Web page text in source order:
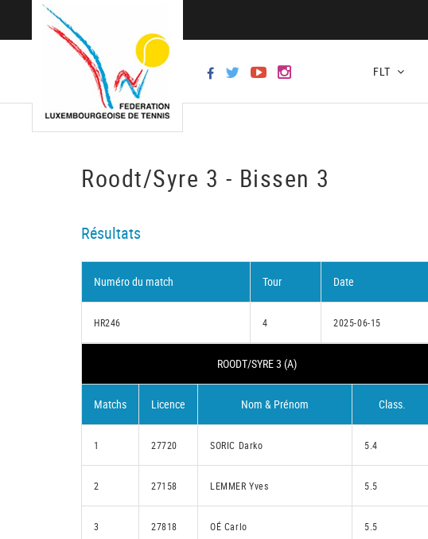
FLT
Roodt/Syre 3 - Bissen 3
Résultats
Numéro du match Tour Date
HR246 4 2025-06-15
ROODT/SYRE 3 (A)
Matchs Licence Nom & Prénom Class.
1 27720 SORIC Darko 5.4
2 27158 LEMMER Yves 5.5
3 27818 OÉ Carlo 5.5